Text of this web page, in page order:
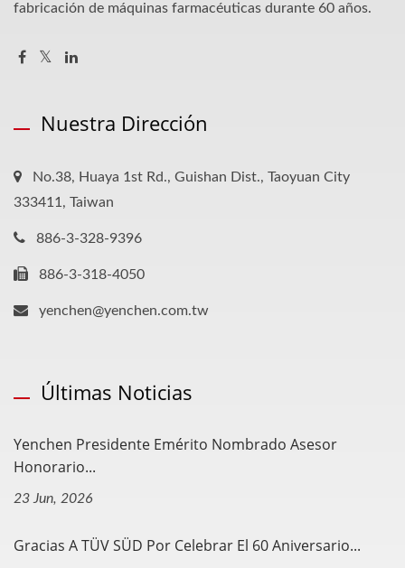
fabricación de máquinas farmacéuticas durante 60 años.
Nuestra Dirección
No.38, Huaya 1st Rd., Guishan Dist., Taoyuan City
333411, Taiwan
886-3-328-9396
886-3-318-4050
yenchen@yenchen.com.tw
Últimas Noticias
Yenchen Presidente Emérito Nombrado Asesor
Honorario...
23 Jun, 2026
Gracias A TÜV SÜD Por Celebrar El 60 Aniversario...